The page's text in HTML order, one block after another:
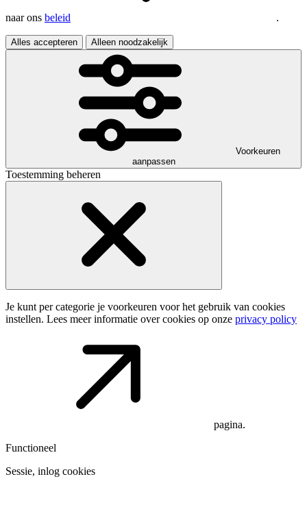
naar ons beleid .
Alles accepteren Alleen noodzakelijk
Voorkeuren
aanpassen
Toestemming beheren
Je kunt per categorie je voorkeuren voor het gebruik van cookies
instellen. Lees meer informatie over cookies op onze privacy policy
pagina.
Functioneel
Sessie, inlog cookies